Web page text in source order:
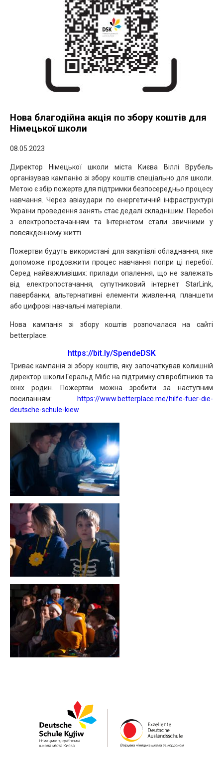
Нова благодійна акція по збору коштів для
Німецької школи
08.05.2023
Директор Німецької школи міста Києва Віллі Врубель
організував кампанію зі збору коштів спеціально для школи.
Метою є збір пожертв для підтримки безпосередньо процесу
навчання. Через авіаудари по енергетичній інфраструктурі
України проведення занять стає дедалі складнішим. Перебої
з електропостачанням та Інтернетом стали звичними у
повсякденному житті.
Пожертви будуть використані для закупівлі обладнання, яке
допоможе продовжити процес навчання попри ці перебої.
Серед найважливіших: прилади опалення, що не залежать
від електропостачання, супутниковий інтернет StarLink,
павербанки, альтернативні елементи живлення, планшети
або цифрові навчальні матеріали.
Нова кампанія зі збору коштів розпочалася на сайті
betterplace:
https://bit.ly/SpendeDSK
Триває кампанія зі збору коштів, яку започаткував колишній
директор школи Геральд Мібс на підтримку співробітників та
їхніх родин. Пожертви можна зробити за наступним
посиланням:
https://www.betterplace.me/hilfe-fuer-die-
deutsche-schule-kiew